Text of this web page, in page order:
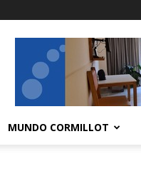
MUNDO CORMILLOT